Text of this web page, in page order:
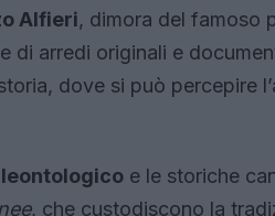
Alfieri, dimora del famoso
di arredi originali e
dove si può percepire
e le storiche
, che custodiscono la